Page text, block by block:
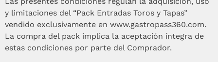
y limitaciones del “Pack Entradas Toros y Tapas”
vendido exclusivamente en www.gastropass360.com.
La compra del pack implica la aceptación íntegra de
estas condiciones por parte del Comprador.